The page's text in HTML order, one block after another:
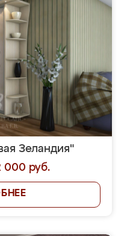
Зеландия"
000 руб.